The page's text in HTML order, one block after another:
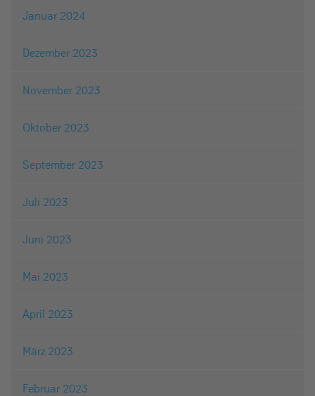
Januar 2024
Dezember 2023
November 2023
Oktober 2023
September 2023
Juli 2023
Juni 2023
Mai 2023
April 2023
März 2023
Februar 2023